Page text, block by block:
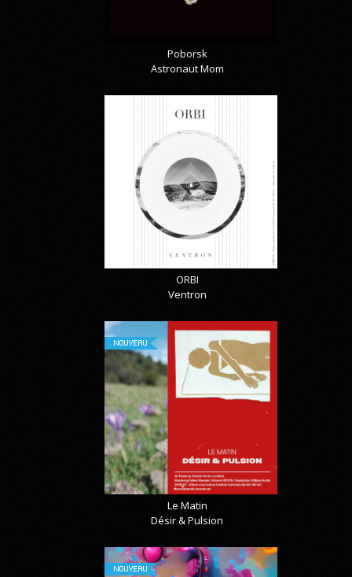
Poborsk
Astronaut Mom
ORBI
Ventron
NOUVEAU
Le Matin
Désir & Pulsion
NOUVEAU